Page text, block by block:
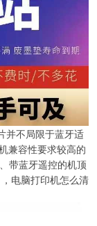
并不局限于蓝牙适
兼容性要求较高的
带蓝牙遥控的机顶
电脑打印机怎么清